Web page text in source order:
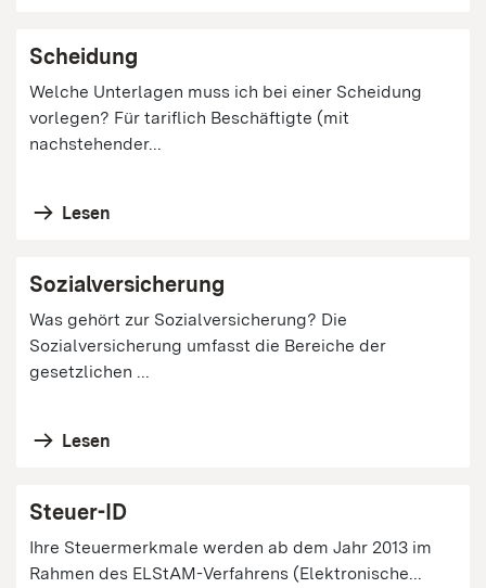
Scheidung
Welche Unterlagen muss ich bei einer Scheidung
vorlegen? Für tariflich Beschäftigte (mit
nachstehender...
Lesen
Sozialversicherung
Was gehört zur Sozialversicherung? Die
Sozialversicherung umfasst die Bereiche der
gesetzlichen ...
Lesen
Steuer-ID
Ihre Steuermerkmale werden ab dem Jahr 2013 im
Rahmen des ELStAM-Verfahrens (Elektronische...